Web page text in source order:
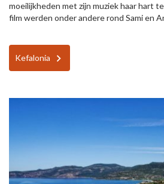
moeilijkheden met zijn muziek haar hart
film werden onder andere rond Sami en
Kefalonia